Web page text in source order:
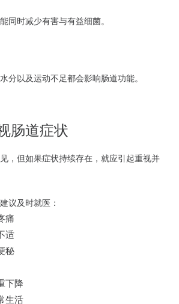
同时减少有害与有益细菌。
分以及运动不足都会影响肠道功能。
肠道症状
，但如果症状持续存在，就应引起重视并
议及时就医：
痛
适
秘
下降
生活